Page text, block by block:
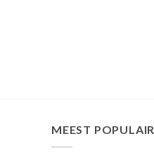
MEEST POPULAIR